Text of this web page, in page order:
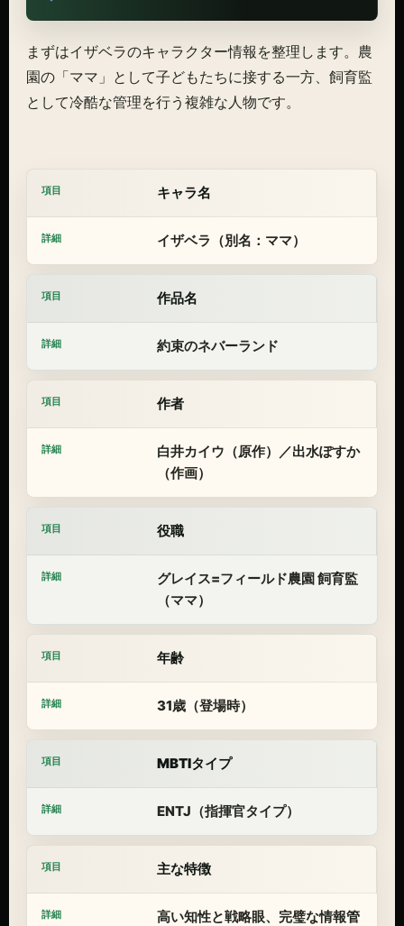
まずはイザベラのキャラクター情報を整理します。農
園の「ママ」として子どもたちに接する一方、飼育監
として冷酷な管理を行う複雑な人物です。
キャラ名
イザベラ（別名：ママ）
作品名
約束のネバーランド
作者
白井カイウ（原作）／出水ぽすか
（作画）
役職
グレイス=フィールド農園 飼育監
（ママ）
年齢
31歳（登場時）
MBTIタイプ
ENTJ（指揮官タイプ）
主な特徴
高い知性と戦略眼、完璧な情報管